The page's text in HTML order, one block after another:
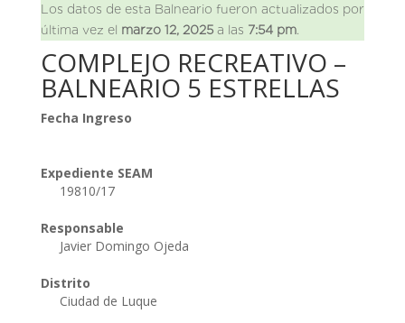
Los datos de esta Balneario fueron actualizados por
última vez el marzo 12, 2025a las 7:54 pm.
COMPLEJO RECREATIVO –
BALNEARIO 5 ESTRELLAS
Fecha Ingreso
Expediente SEAM
19810/17
Responsable
Javier Domingo Ojeda
Distrito
Ciudad de Luque